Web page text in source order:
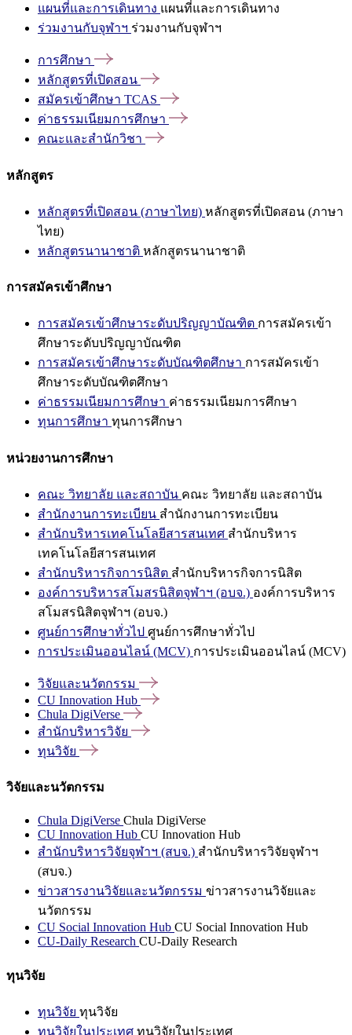
แผนที่และการเดินทาง แผนที่และการเดินทาง
ร่วมงานกับจุฬาฯ ร่วมงานกับจุฬาฯ
การศึกษา
หลักสูตรที่เปิดสอน
สมัครเข้าศึกษา TCAS
ค่าธรรมเนียมการศึกษา
คณะและสำนักวิชา
หลักสูตร
หลักสูตรที่เปิดสอน (ภาษาไทย) หลักสูตรที่เปิดสอน (ภาษา
ไทย)
หลักสูตรนานาชาติ หลักสูตรนานาชาติ
การสมัครเข้าศึกษา
การสมัครเข้าศึกษาระดับปริญญาบัณฑิต การสมัครเข้า
ศึกษาระดับปริญญาบัณฑิต
การสมัครเข้าศึกษาระดับบัณฑิตศึกษา การสมัครเข้า
ศึกษาระดับบัณฑิตศึกษา
ค่าธรรมเนียมการศึกษา ค่าธรรมเนียมการศึกษา
ทุนการศึกษา ทุนการศึกษา
หน่วยงานการศึกษา
คณะ วิทยาลัย และสถาบัน คณะ วิทยาลัย และสถาบัน
สำนักงานการทะเบียน สำนักงานการทะเบียน
สำนักบริหารเทคโนโลยีสารสนเทศ สำนักบริหาร
เทคโนโลยีสารสนเทศ
สำนักบริหารกิจการนิสิต สำนักบริหารกิจการนิสิต
องค์การบริหารสโมสรนิสิตจุฬาฯ (อบจ.) องค์การบริหาร
สโมสรนิสิตจุฬาฯ (อบจ.)
ศูนย์การศึกษาทั่วไป ศูนย์การศึกษาทั่วไป
การประเมินออนไลน์ (MCV) การประเมินออนไลน์ (MCV)
วิจัยและนวัตกรรม
CU Innovation Hub
Chula DigiVerse
สำนักบริหารวิจัย
ทุนวิจัย
วิจัยและนวัตกรรม
Chula DigiVerse Chula DigiVerse
CU Innovation Hub CU Innovation Hub
สำนักบริหารวิจัยจุฬาฯ (สบจ.) สำนักบริหารวิจัยจุฬาฯ
(สบจ.)
ข่าวสารงานวิจัยและนวัตกรรม ข่าวสารงานวิจัยและ
นวัตกรรม
CU Social Innovation Hub CU Social Innovation Hub
CU-Daily Research CU-Daily Research
ทุนวิจัย
ทุนวิจัย ทุนวิจัย
ทุนวิจัยในประเทศ ทุนวิจัยในประเทศ